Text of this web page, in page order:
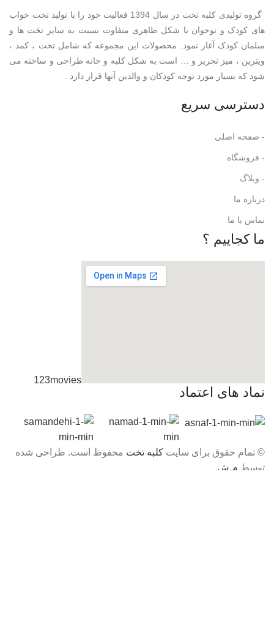
گروه تولیدی کلبه تخت در سال 1394 فعالیت خود را با تولید تخت خواب
های کودک و نوجوان با شکل ظاهری متفاوت نسبت به سایر تخت ها و
مبلمان کودک آغاز نمود. محصولات این مجموعه که شامل تخت ، کمد ،
ویترین ، میز تحریر و … است به شکل کلبه و خانه طراحی و ساخته می
شود که بسیار مورد توجه کودکان و والدین آنها قرار دارد .
دسترسی سریع
- صفحه اصلی
- فروشگاه
- وبلاگ
درباره ما
تماس با ما
ما کجاییم ؟
123movies
embedgooglemap.net
نماد های اعتماد
© تمام حقوق برای سایت کلبه تخت محفوظ است. طراحی شده
توسط م.ش.